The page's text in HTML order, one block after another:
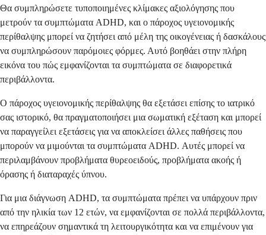
Θα συμπληρώσετε τυποποιημένες κλίμακες αξιολόγησης που
μετρούν τα συμπτώματα ADHD, και ο πάροχος υγειονομικής
περίθαλψης μπορεί να ζητήσει από μέλη της οικογένειας ή δασκάλους
να συμπληρώσουν παρόμοιες φόρμες. Αυτό βοηθάει στην πλήρη
εικόνα του πώς εμφανίζονται τα συμπτώματα σε διαφορετικά
περιβάλλοντα.
Ο πάροχος υγειονομικής περίθαλψης θα εξετάσει επίσης το ιατρικό
σας ιστορικό, θα πραγματοποιήσει μια σωματική εξέταση και μπορεί
να παραγγείλει εξετάσεις για να αποκλείσει άλλες παθήσεις που
μπορούν να μιμούνται τα συμπτώματα ADHD. Αυτές μπορεί να
περιλαμβάνουν προβλήματα θυρεοειδούς, προβλήματα ακοής ή
όρασης ή διαταραχές ύπνου.
Για μια διάγνωση ADHD, τα συμπτώματα πρέπει να υπάρχουν πριν
από την ηλικία των 12 ετών, να εμφανίζονται σε πολλά περιβάλλοντα,
να επηρεάζουν σημαντικά τη λειτουργικότητα και να επιμένουν για